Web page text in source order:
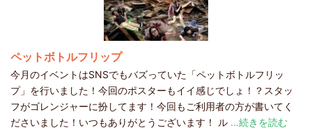
ペットボトルフリップ
今月のイベントはSNSでもバズっていた「ペットボトルフリッ
プ」を行いました！今回のポスターもイイ感じでしょ！？スタッ
フがゴレンジャーに扮してます！今回もご利用者の方が書いてく
ださいました！いつもありがとうございます！ ル …続きを読む